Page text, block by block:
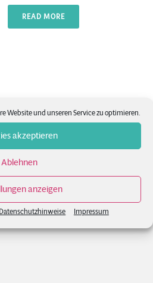
Website und unseren Service zu optimieren.
akzeptieren
Ablehnen
anzeigen
Datenschutzhinweise Impressum
READ MORE